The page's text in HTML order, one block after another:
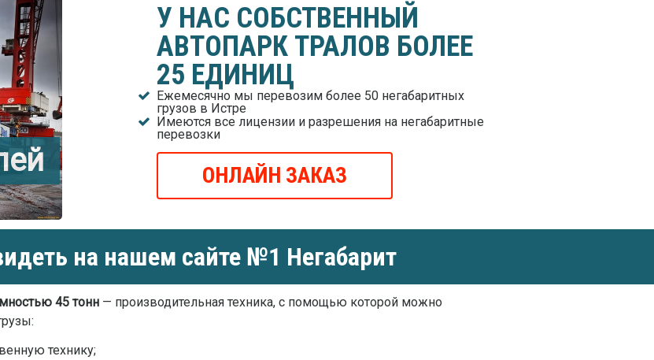
У НАС СОБСТВЕННЫЙ
АВТОПАРК ТРАЛОВ БОЛЕЕ
25 ЕДИНИЦ
Ежемесячно мы перевозим более 50 негабаритных
грузов в Истре
Имеются все лицензии и разрешения на негабаритные
перевозки
ОНЛАЙН ЗАКАЗ
на нашем сайте №1 Негабарит
45 тонн — производительная техника, с помощью которой можно
технику;